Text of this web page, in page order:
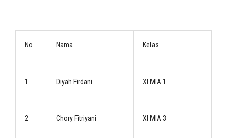
No Nama Kelas
1 Diyah Firdani XI MIA 1
2 Chory Fitriyani XI MIA 3